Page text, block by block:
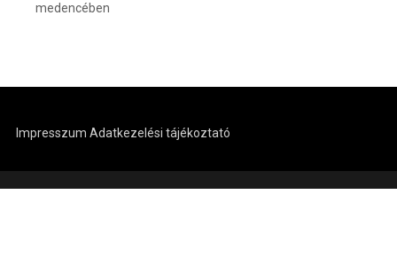
medencében
Impresszum Adatkezelési tájékoztató